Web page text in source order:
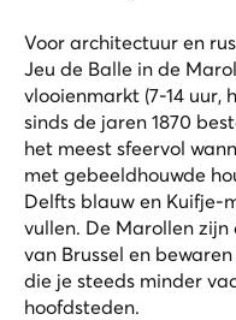
Voor architectuur en
Jeu de Balle in de
vlooienmarkt (7-14 uur,
sinds de jaren 1870
het meest sfeervol
met gebeeldhouwde
Delfts blauw en Kuifje-
vullen. De Marollen
van Brussel en
die je steeds minder
hoofdsteden.